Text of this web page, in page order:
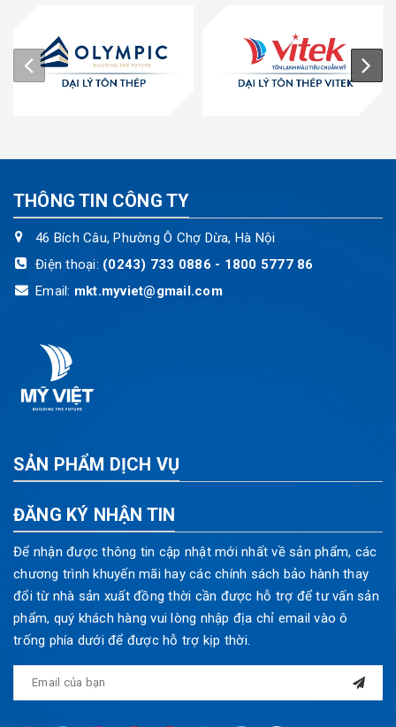
THÔNG TIN CÔNG TY
46 Bích Câu, Phường Ô Chợ Dừa, Hà Nội
Điện thoại: (0243) 733 0886 - 1800 5777 86
Email: mkt.myviet@gmail.com
SẢN PHẨM DỊCH VỤ
ĐĂNG KÝ NHẬN TIN
Để nhận được thông tin cập nhật mới nhất về sản phẩm, các
chương trình khuyến mãi hay các chính sách bảo hành thay
đổi từ nhà sản xuất đồng thời cần được hỗ trợ để tư vấn sản
phẩm, quý khách hàng vui lòng nhập địa chỉ email vào ô
trống phía dưới để được hỗ trợ kịp thời.